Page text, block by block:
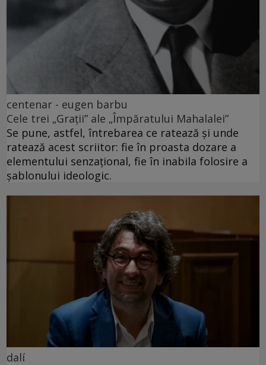
centenar - eugen barbu
Cele trei „Grații” ale „Împăratului Mahalalei”
Se pune, astfel, întrebarea ce ratează și unde
ratează acest scriitor: fie în proasta dozare a
elementului senzațional, fie în inabila folosire a
șablonului ideologic.
dalí